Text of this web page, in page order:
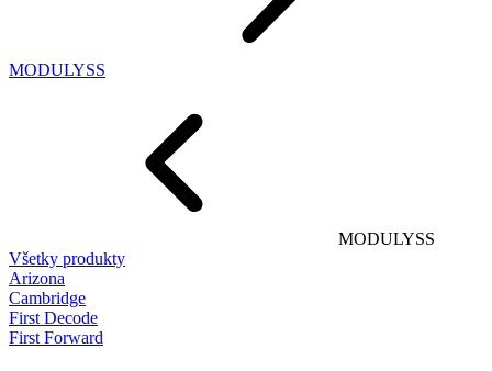
MODULYSS
MODULYSS
Všetky produkty
Arizona
Cambridge
First Decode
First Forward